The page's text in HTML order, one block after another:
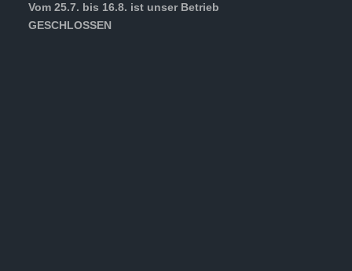
Vom 25.7. bis 16.8. ist unser Betrieb
GESCHLOSSEN